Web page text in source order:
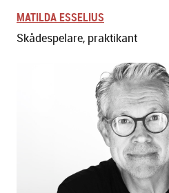
MATILDA ESSELIUS
Skådespelare, praktikant